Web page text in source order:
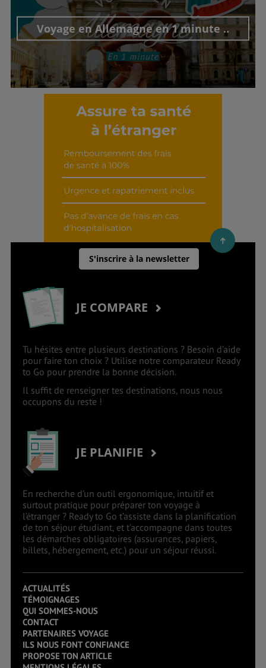
Voyage en Allemagne en 1 minute ..
Découvrir cet interview
S'inscrire à la newsletter
JE COMPARE
Tu hésites entre plusieurs destinations ? Besoin d’aide
pour faire ton choix ? Utilise notre comparateur Ready
to Go pour prendre la bonne décision.
Il suffit de renseigner tes destinations, nous nous
occupons du reste !
JE PLANIFIE
En recherche d’un outil ergonomique, intuitif et
surtout pratique pour préparer ton voyage à
l’étranger ? Ready to Go t’assiste dans la planification
de ton séjour étudiant, et t’accompagne dans toutes
les démarches obligatoires (assurances, papiers,
billets, hébergement, etc.) pour un séjour réussi.
ACTUALITÉS
TÉMOIGNAGES
QUI SOMMES-NOUS
CONTACT
PARTENAIRES VOYAGE
ILS NOUS FONT CONFIANCE
PROPOSE TON ARTICLE